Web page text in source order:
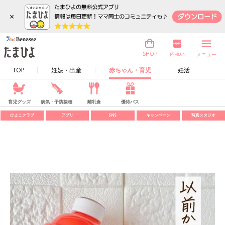
×
TOP 妊娠・出産 赤ちゃん・育児 妊活
SHOP 内祝い メニュー
育児グッズ 病気・予防接種 離乳食 優待パス
ひよこクラブ アプリ SNS キャンペーン 写真スタジオ